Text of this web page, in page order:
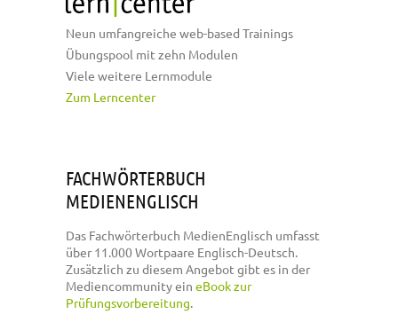
Neun umfangreiche web-based Trainings
Übungspool mit zehn Modulen
Viele weitere Lernmodule
Zum Lerncenter
FACHWÖRTERBUCH
MEDIENENGLISCH
Das Fachwörterbuch MedienEnglisch umfasst
über 11.000 Wortpaare Englisch-Deutsch.
Zusätzlich zu diesem Angebot gibt es in der
Mediencommunity ein eBook zur
Prüfungsvorbereitung.